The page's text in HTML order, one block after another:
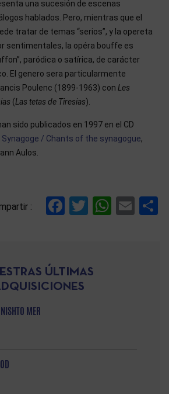
una sucesión de escenas
hablados. Pero, mientras que el
tratar de temas “serios”, y la opereta
sentimentales, la opéra bouffe es
paródica o satírica, de carácter
El genero sera particularmente
Poulenc (1899-1963) con Les
(Las tetas de Tiresias).
sido publicados en 1997 en el CD
Synagoge / Chants of the synagogue,
Aulos.
: Facebook
Twitter
ÚLTIMAS
MER